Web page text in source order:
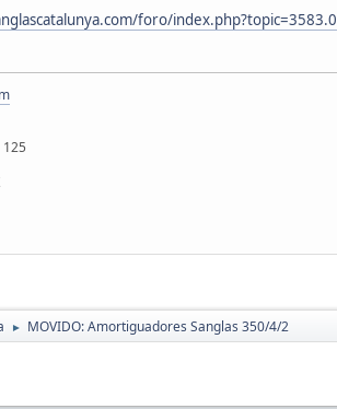
foro/index.php?topic=3583.0
► MOVIDO: Amortiguadores Sanglas 350/4/2